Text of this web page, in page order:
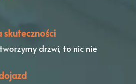
skuteczności
drzwi, to nic nie